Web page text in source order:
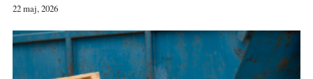
22 maj, 2026